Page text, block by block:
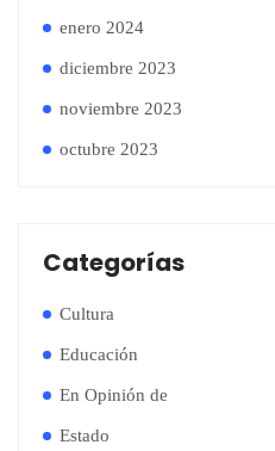
enero 2024
diciembre 2023
noviembre 2023
octubre 2023
Categorías
Cultura
Educación
En Opinión de
Estado